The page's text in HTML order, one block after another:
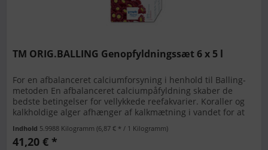
TM ORIG.BALLING Genopfyldningssæt 6 x 5 l
For en afbalanceret calciumforsyning i henhold til Balling-
metoden En afbalanceret calciumpåfyldning skaber de
bedste betingelser for vellykkede reefakvarier. Koraller og
kalkholdige alger afhænger af kalkmætning i vandet for at
Indhold 5.9988 Kilogramm(6,87 € * / 1 Kilogramm)
41,20 € *